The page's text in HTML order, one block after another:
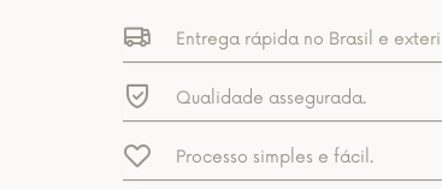
Entrega rápida no Brasil e
Qualidade assegurada.
Processo simples e fácil.